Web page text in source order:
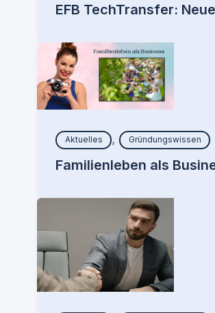
EFB TechTransfer:
Aktuelles , Gründungswissen
Familienleben als